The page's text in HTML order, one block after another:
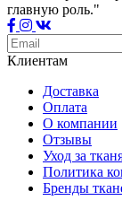
главную роль."
Клиентам
Доставка
Оплата
О компании
Отзывы
Уход за
Политика
Бренды